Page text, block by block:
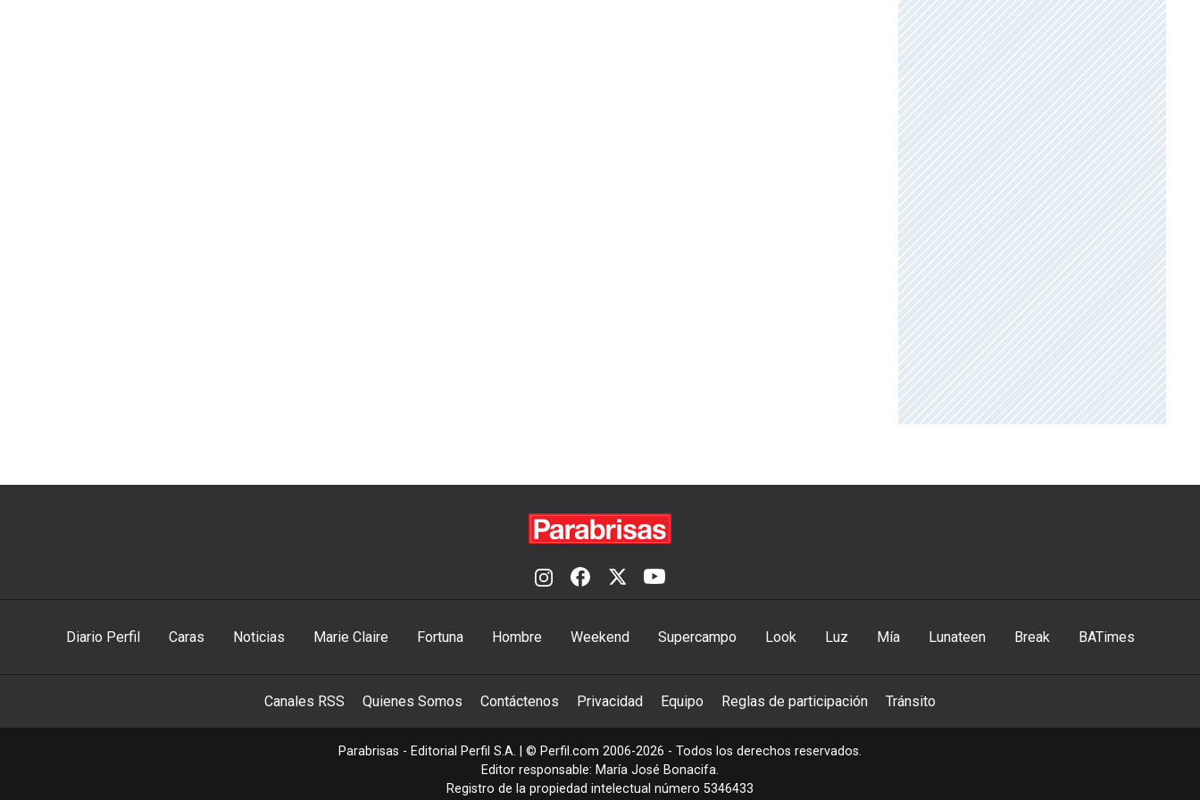
Diario Perfil Caras Noticias Marie Claire Fortuna Hombre Weekend Supercampo Look Luz Mía Lunateen Break BATimes
Canales RSS Quienes Somos Contáctenos Privacidad Equipo Reglas de participación Tránsito
Parabrisas - Editorial Perfil S.A. | © Perfil.com 2006-2026 - Todos los derechos reservados.
Editor responsable: María José Bonacifa.
Registro de la propiedad intelectual número 5346433